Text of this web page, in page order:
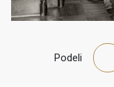
Podeli